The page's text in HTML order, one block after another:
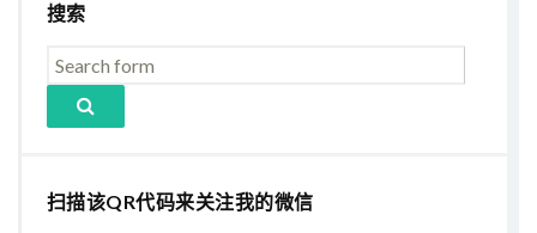
搜索
扫描该QR代码来关注我的微信